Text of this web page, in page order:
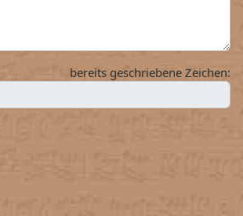
bereits geschriebene Zeichen: